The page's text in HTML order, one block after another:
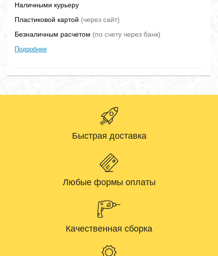
Наличными курьеру
Пластиковой картой (через сайт)
Безналичным расчетом (по счету через банк)
Подробнее
Быстрая доставка
Любые формы оплаты
Качественная сборка